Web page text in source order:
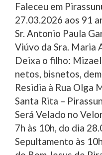
Faleceu em
27.03.2026 aos 91
Sr. Antonio Paula
Viúvo da Sra. Maria
Deixa o filho:
netos, bisnetos,
Residia à Rua Olga
Santa Rita –
Será Velado no
7h às 10h, do dia
Sepultamento às